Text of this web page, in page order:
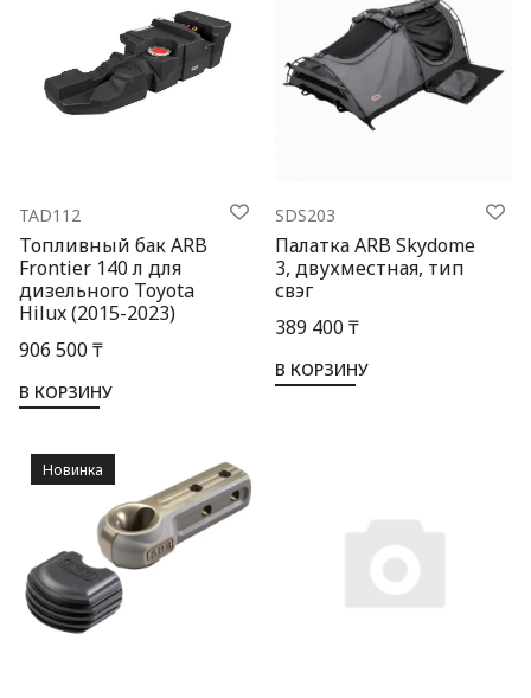
TAD112
Топливный бак ARB
Frontier 140 л для
дизельного Toyota
Hilux (2015-2023)
906 500 ₸
В КОРЗИНУ
SDS203
Палатка ARB Skydome
3, двухместная, тип
свэг
389 400 ₸
В КОРЗИНУ
Новинка